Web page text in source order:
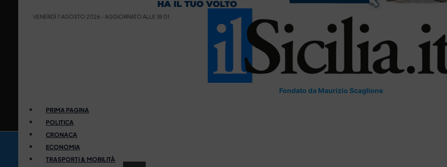
VENERDÌ 7 AGOSTO 2026 - AGGIORNATO ALLE 18:01
Fondato da Maurizio Scaglione
PRIMA PAGINA
POLITICA
CRONACA
ECONOMIA
TRASPORTI & MOBILITÀ